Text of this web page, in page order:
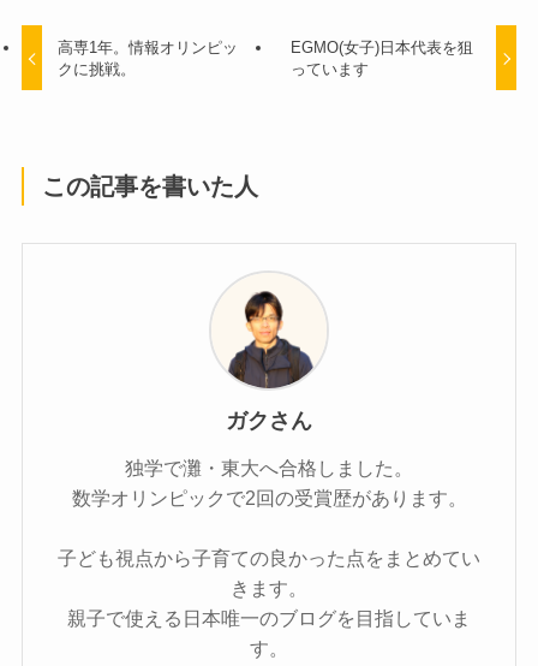
高専1年。情報オリンピッ
クに挑戦。
EGMO(女子)日本代表を狙
っています
この記事を書いた人
ガクさん
独学で灘・東大へ合格しました。
数学オリンピックで2回の受賞歴があります。
子ども視点から子育ての良かった点をまとめてい
きます。
親子で使える日本唯一のブログを目指していま
す。